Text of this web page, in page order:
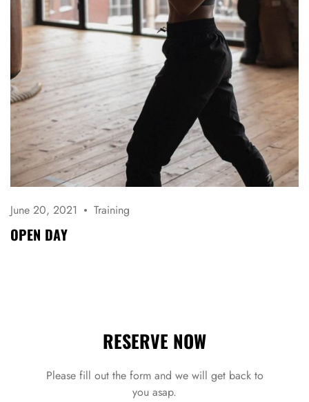
June 20, 2021 Training
OPEN DAY
RESERVE NOW
Please fill out the form and we will get back to
you asap.